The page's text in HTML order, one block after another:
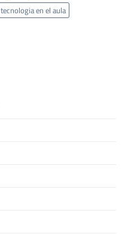
tecnologia en el aula